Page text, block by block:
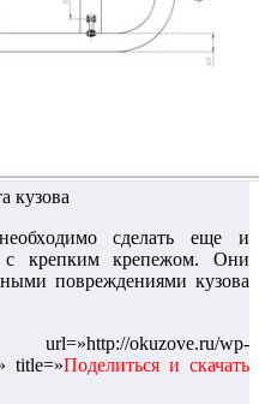
кузова
сделать еще и
с крепким крепежом. Они
повреждениями кузова
okuzove.ru/wp-
title=»Поделиться и скачать